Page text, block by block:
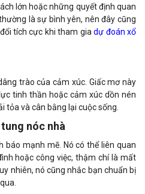
lớn hoặc những quyết định quan
là sự bình yên, nên đây cũng
tích cực khi tham giadự đoán xổ
trào của cảm xúc. Giấc mơ này
tinh thần hoặc cảm xúc dồn nén
tỏa và cân bằng lại cuộc sống.
nóc nhà
mạnh mẽ. Nó có thể liên quan
hoặc công việc, thậm chí là mất
nhiên, nó cũng nhắc bạn chuẩn bị